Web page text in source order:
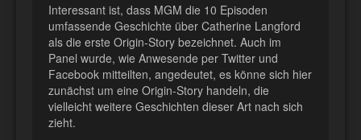
Interessant ist, dass MGM die 10 Episoden
umfassende Geschichte über Catherine Langford
als die erste Origin-Story bezeichnet. Auch im
Panel wurde, wie Anwesende per Twitter und
Facebook mitteilten, angedeutet, es könne sich hier
zunächst um eine Origin-Story handeln, die
vielleicht weitere Geschichten dieser Art nach sich
zieht.